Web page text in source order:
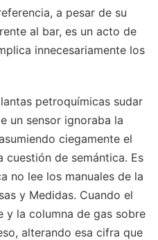
a pesar de su
al bar, es un acto de
innecesariamente los
petroquímicas sudar
un sensor ignoraba la
ciegamente el
cuestión de semántica. Es
no lee los manuales de la
y Medidas. Cuando el
y la columna de gas sobre
alterando esa cifra que